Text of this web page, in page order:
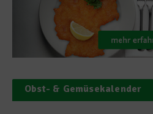
Obst- & Gemüsekalender